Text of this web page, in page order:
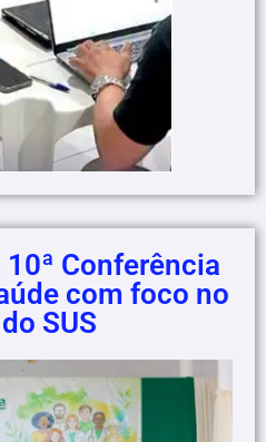
Conferência
com foco no
SUS